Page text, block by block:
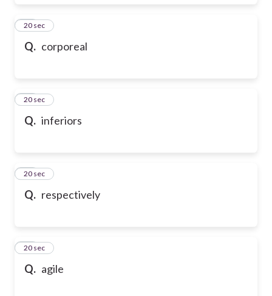
Q. corporeal
24
20 sec
Q. inferiors
25
20 sec
Q. respectively
26
20 sec
Q. agile
27
20 sec